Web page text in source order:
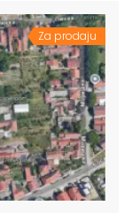
Za prodaju